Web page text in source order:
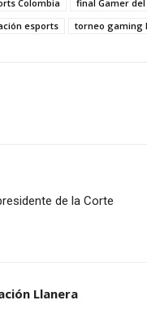
Colombia final Gamer del
esports torneo gaming
de la Corte
Llanera